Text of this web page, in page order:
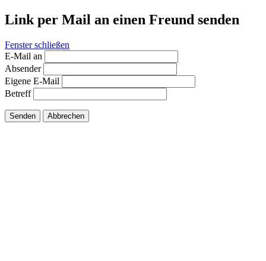
Link per Mail an einen Freund senden
Fenster schließen
E-Mail an
Absender
Eigene E-Mail
Betreff
Senden Abbrechen